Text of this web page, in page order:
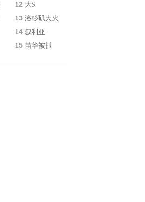
12 大S
13 洛杉矶大火
14 叙利亚
15 苗华被抓